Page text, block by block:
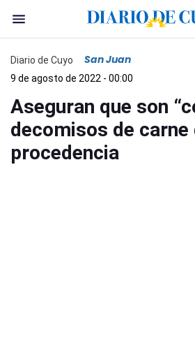
Diario de Cuyo San Juan
9 de agosto de 2022 - 00:00
Aseguran que son
decomisos de carne
procedencia